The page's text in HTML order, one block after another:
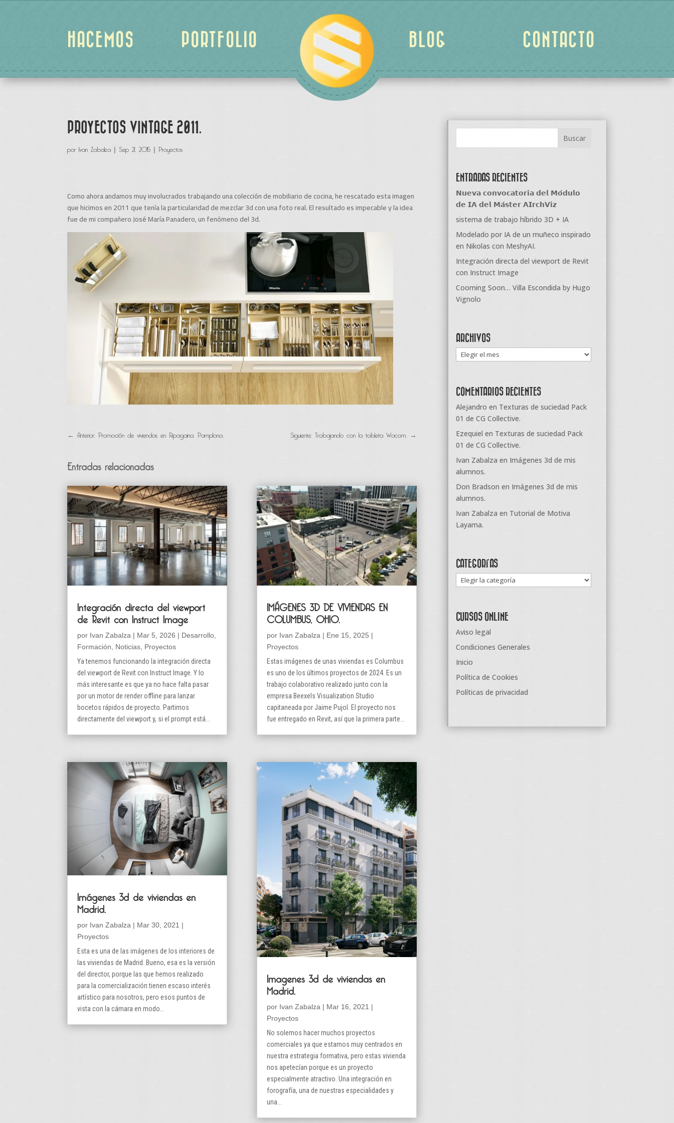
HACEMOS PORTFOLIO BLOG CONTACTO
PROYECTOS VINTAGE 2011.
porIvan Zabalza | Sep 21, 2015 |Proyectos
Como ahora andamos muy involucrados trabajando una colección de mobiliario de cocina, he rescatado esta imagen
que hicimos en 2011 que tenía la particularidad de mezclar 3d con una foto real. El resultado es impecable y la idea
fue de mi compañero José María Panadero, un fenómeno del 3d.
←Anterior: Promoción de viviendas en Ripagaina, Pamplona. Siguiente: Trabajando con la tableta Wacom. →
Entradas relacionadas
Integración directa del viewport
de Revit con Instruct Image
por Ivan Zabalza | Mar 5, 2026 | Desarrollo,
Formación, Noticias, Proyectos
Ya tenemos funcionando la integración directa
del viewport de Revit con Instruct Image. Y lo
más interesante es que ya no hace falta pasar
por un motor de render offline para lanzar
bocetos rápidos de proyecto. Partimos
directamente del viewport y, si el prompt está...
Imágenes 3d de viviendas en
Madrid.
por Ivan Zabalza | Mar 30, 2021 |
Proyectos
Esta es una de las imágenes de los interiores de
las viviendas de Madrid. Bueno, esa es la versión
del director, porque las que hemos realizado
para la comercialización tienen escaso interés
artístico para nosotros, pero esos puntos de
vista con la cámara en modo...
IMÁGENES 3D DE VIVIENDAS EN
COLUMBUS, OHIO.
por Ivan Zabalza | Ene 15, 2025 |
Proyectos
Estas imágenes de unas viviendas es Columbus
es uno de los últimos proyectos de 2024. Es un
trabajo colaborativo realizado junto con la
empresa Beexels Visualization Studio
capitaneada por Jaime Pujol. El proyecto nos
fue entregado en Revit, así que la primera parte...
Imagenes 3d de viviendas en
Madrid.
por Ivan Zabalza | Mar 16, 2021 |
Proyectos
No solemos hacer muchos proyectos
comerciales ya que estamos muy centrados en
nuestra estrategia formativa, pero estas vivienda
nos apetecían porque es un proyecto
especialmente atractivo. Una integración en
forografía, una de nuestras especialidades y
una...
ENTRADAS RECIENTES
𝗡𝘂𝗲𝘃𝗮 𝗰𝗼𝗻𝘃𝗼𝗰𝗮𝘁𝗼𝗿𝗶𝗮 𝗱𝗲𝗹 𝗠𝗼́𝗱𝘂𝗹𝗼
𝗱𝗲 𝗜𝗔 𝗱𝗲𝗹 𝗠𝗮́𝘀𝘁𝗲𝗿 𝗔𝗜𝗿𝗰𝗵𝗩𝗶𝘇
sistema de trabajo híbrido 3D + IA
Modelado por IA de un muñeco inspirado
en Nikolas con MeshyAI.
Integración directa del viewport de Revit
con Instruct Image
Cooming Soon… Villa Escondida by Hugo
Vignolo
ARCHIVOS
Archivos
COMENTARIOS RECIENTES
Alejandro en Texturas de suciedad Pack
01 de CG Collective.
Ezequiel en Texturas de suciedad Pack
01 de CG Collective.
Ivan Zabalza en Imágenes 3d de mis
alumnos.
Don Bradson en Imágenes 3d de mis
alumnos.
Ivan Zabalza en Tutorial de Motiva
Layama.
CATEGORÍAS
Categorías
CURSOS ONLINE
Aviso legal
Condiciones Generales
Inicio
Política de Cookies
Políticas de privacidad